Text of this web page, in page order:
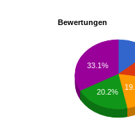
Bewertungen
33.1%
20.2%